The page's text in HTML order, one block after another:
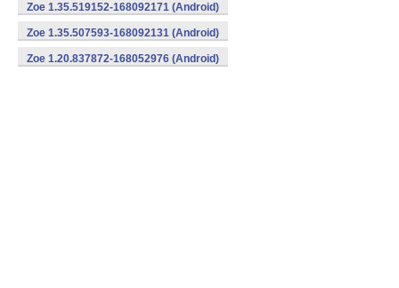
Zoe 1.35.519152-168092171 (Android)
Zoe 1.35.507593-168092131 (Android)
Zoe 1.20.837872-168052976 (Android)